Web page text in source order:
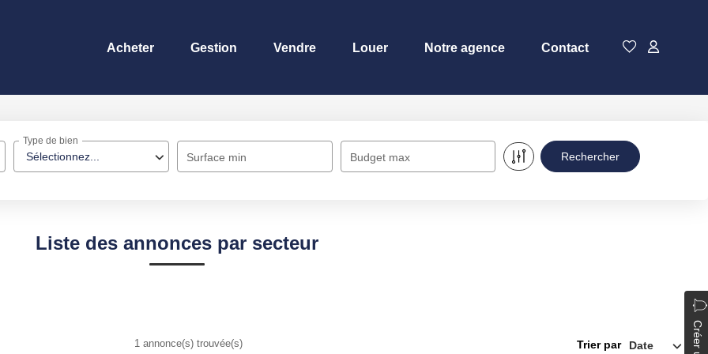
Acheter Gestion Vendre Louer Notre agence Contact
Sélectionnez...
Type de bien
Surface min Budget max
Liste des annonces par secteur
1 annonce(s) trouvée(s) Trier par